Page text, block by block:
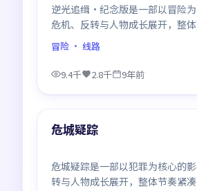
逆光追缉·纪念版是一部以冒险
危机、反转与人物成长展开，整
看。
冒险 · 线路
9.4千 2.8千 9年前
最新
危城疑踪
危城疑踪是一部以犯罪为核心的
转与人物成长展开，整体节奏紧凑